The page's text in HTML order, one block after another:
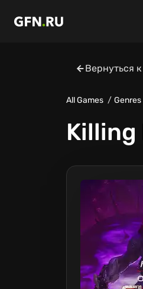
Вернуться
All Games Genres
Killing